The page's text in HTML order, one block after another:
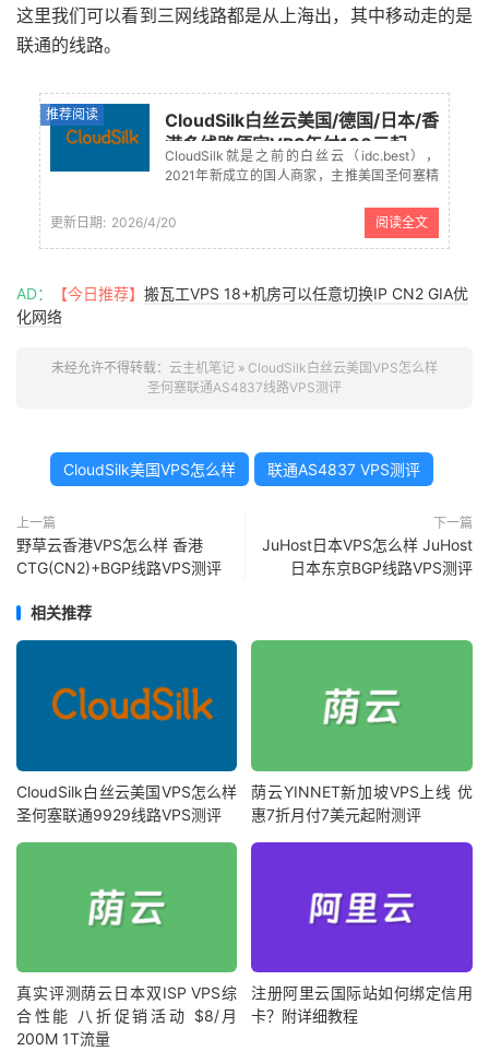
这里我们可以看到三网线路都是从上海出，其中移动走的是
联通的线路。
推荐阅读
CloudSilk白丝云美国/德国/日本/香
港多线路便宜VPS年付160元起
CloudSilk就是之前的白丝云（idc.best），
2021年新成立的国人商家，主推美国圣何塞精
面，支持支付宝付款。目前商家已拓展德国、
日本和香港机房的VPS，且提供多种线路选
择。本文整理Cl...
更新日期: 2026/4/20 阅读全文
AD： 【今日推荐】 搬瓦工VPS 18+机房可以任意切换IP CN2 GIA优
化网络
未经允许不得转载： 云主机笔记 » CloudSilk白丝云美国VPS怎么样
圣何塞联通AS4837线路VPS测评
CloudSilk美国VPS怎么样 联通AS4837 VPS测评
上一篇
野草云香港VPS怎么样 香港
CTG(CN2)+BGP线路VPS测评
下一篇
JuHost日本VPS怎么样 JuHost
日本东京BGP线路VPS测评
相关推荐
CloudSilk白丝云美国VPS怎么样
圣何塞联通9929线路VPS测评
荫云YINNET新加坡VPS上线 优
惠7折月付7美元起附测评
真实评测荫云日本双ISP VPS综
合性能 八折促销活动 $8/月
200M 1T流量
注册阿里云国际站如何绑定信用
卡？附详细教程